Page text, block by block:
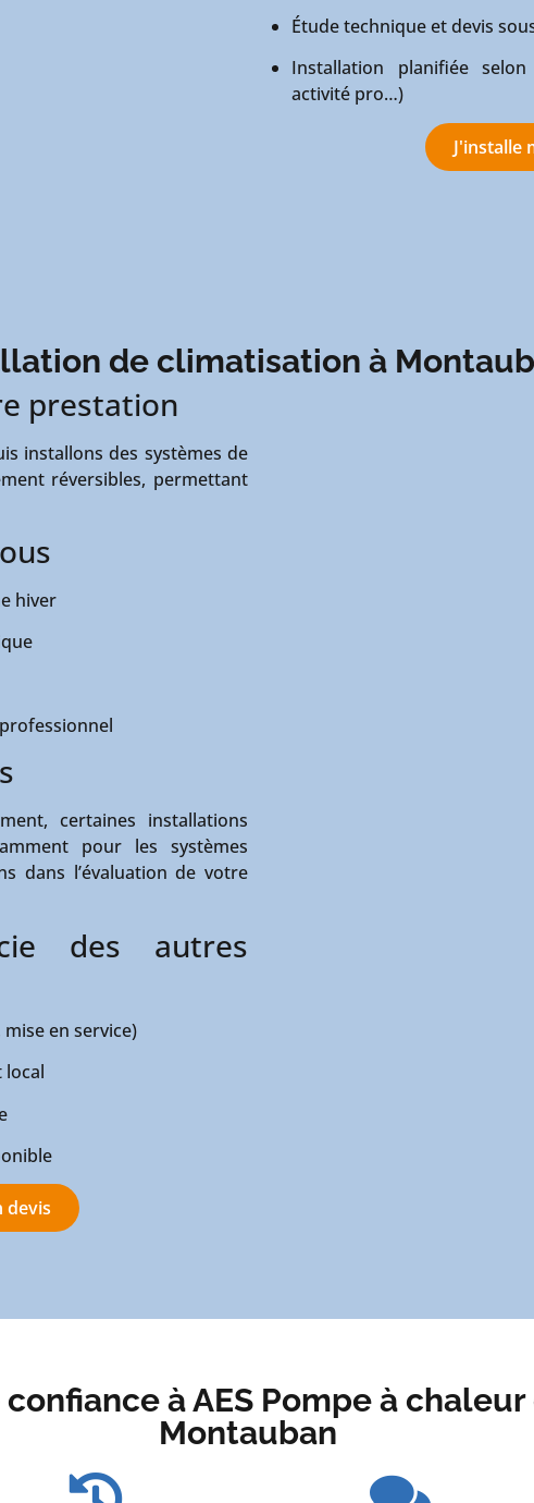
Étude technique et devis
Installation planifiée
activité pro…)
J'installe
de climatisation à
prestation
installons des systèmes de
réversibles, permettant
hiver
certaines installations
pour les systèmes
dans l’évaluation de votre
des autres
en service)
local
devis
à AES Pompe à
Montauban